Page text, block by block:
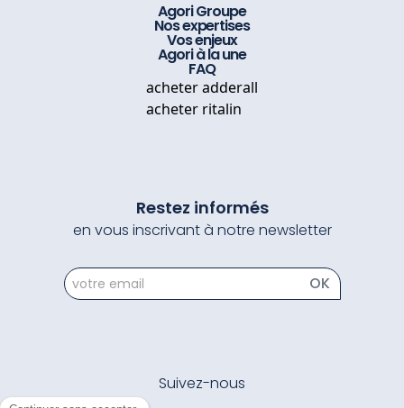
Agori Groupe
Nos expertises
Vos enjeux
Agori à la une
FAQ
acheter adderall
acheter ritalin
Restez informés
en vous inscrivant à notre newsletter
newsletter OK
Suivez-nous